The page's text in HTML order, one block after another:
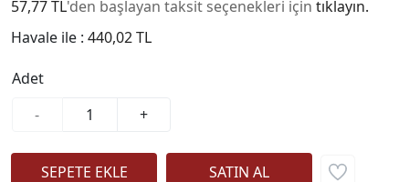
57,77 TL'den başlayan taksit seçenekleri için tıklayın.
Havale ile : 440,02 TL
Adet
-
+